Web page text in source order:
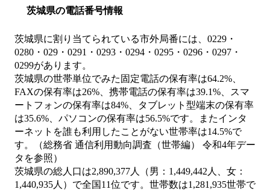
茨城県の電話番号情報
茨城県に割り当てられている市外局番には、0229・
0280・029・0291・0293・0294・0295・0296・0297・
0299があります。
茨城県の世帯単位でみた固定電話の保有率は64.2%、
FAXの保有率は26%、携帯電話の保有率は39.1%、スマ
ートフォンの保有率は84%、タブレット型端末の保有率
は35.6%、パソコンの保有率は56.5%です。またインタ
ーネットを誰も利用したことがない世帯率は14.5%で
す。（総務省 通信利用動向調査（世帯編） 令和4年デー
タを参照）
茨城県の総人口は2,890,377人（男：1,449,442人、女：
1,440,935人）で全国11位です。世帯数は1,281,935世帯で